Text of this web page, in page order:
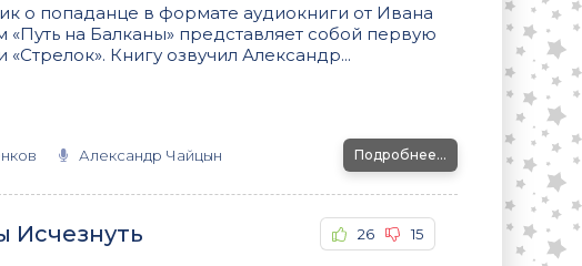
о попаданце в формате аудиокниги от Ивана
на Балканы» представляет собой первую
«Стрелок». Книгу озвучил Александр...
Александр Чайцын Подробнее...
Исчезнуть 26 15